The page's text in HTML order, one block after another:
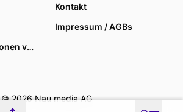
Kontakt
Impressum / AGBs
Datenschutzoptionen verwalten
© 2026 Nau media AG